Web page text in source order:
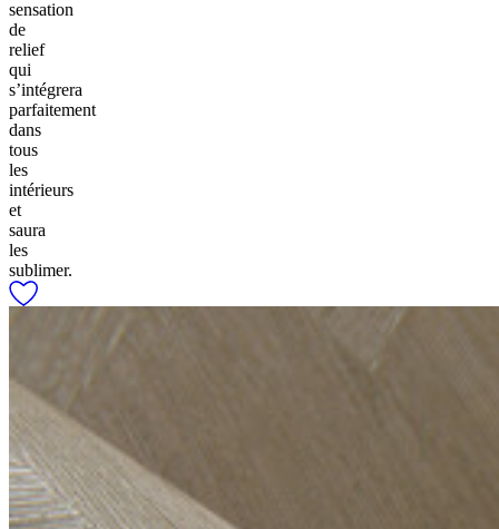
sensation
de
relief
qui
s’intégrera
parfaitement
dans
tous
les
intérieurs
et
saura
les
sublimer.